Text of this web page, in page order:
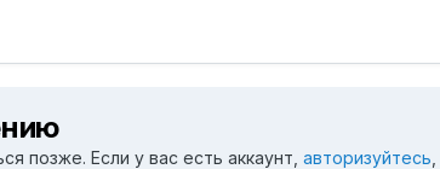
позже. Если у вас есть аккаунт, авторизуйтесь